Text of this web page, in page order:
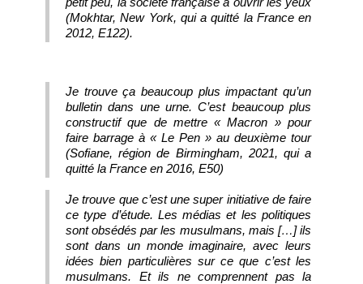
(Mokhtar, New York, qui a quitté la France en
2012, E122).
Je trouve ça beaucoup plus impactant qu’un
bulletin dans une urne. C’est beaucoup plus
constructif que de mettre « Macron » pour
faire barrage à « Le Pen » au deuxième tour
(Sofiane, région de Birmingham, 2021, qui a
quitté la France en 2016, E50)
Je trouve que c’est une super initiative de faire
ce type d’étude. Les médias et les politiques
sont obsédés par les musulmans, mais […] ils
sont dans un monde imaginaire, avec leurs
idées bien particulières sur ce que c’est les
musulmans. Et ils ne comprennent pas la